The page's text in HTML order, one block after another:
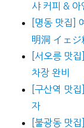
샤 커피 & 아
[명동 맛집]
明洞 イェ
[서오릉 맛
차장 완비
[구산역 맛
자
[불광동 맛